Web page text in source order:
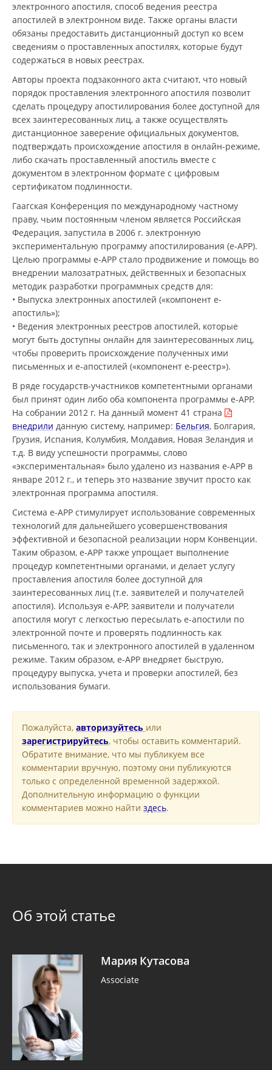
электронного апостиля, способ ведения реестра
апостилей в электронном виде. Также органы власти
обязаны предоставить дистанционный доступ ко всем
сведениям о проставленных апостилях, которые будут
содержаться в новых реестрах.
Авторы проекта подзаконного акта считают, что новый
порядок проставления электронного апостиля позволит
сделать процедуру апостилирования более доступной для
всех заинтересованных лиц, а также осуществлять
дистанционное заверение официальных документов,
подтверждать происхождение апостиля в онлайн-режиме,
либо скачать проставленный апостиль вместе с
документом в электронном формате с цифровым
сертификатом подлинности.
Гаагская Конференция по международному частному
праву, чьим постоянным членом является Российская
Федерация, запустила в 2006 г. электронную
экспериментальную программу апостилирования (e-APP).
Целью программы e-APP стало продвижение и помощь во
внедрении малозатратных, действенных и безопасных
методик разработки программных средств для:
• Выпуска электронных апостилей («компонент е-
апостиль»);
• Ведения электронных реестров апостилей, которые
могут быть доступны онлайн для заинтересованных лиц,
чтобы проверить происхождение полученных ими
письменных и е-апостилей («компонент е-реестр»).
В ряде государств-участников компетентными органами
был принят один либо оба компонента программы е-АРР.
На собрании 2012 г. На данный момент 41 страна
внедрили данную систему, например: Бельгия, Болгария,
Грузия, Испания, Колумбия, Молдавия, Новая Зеландия и
т.д. В виду успешности программы, слово
«экспериментальная» было удалено из названия e-APP в
январе 2012 г., и теперь это название звучит просто как
электронная программа апостиля.
Система e-APP стимулирует использование современных
технологий для дальнейшего усовершенствования
эффективной и безопасной реализации норм Конвенции.
Таким образом, e-APP также упрощает выполнение
процедур компетентными органами, и делает услугу
проставления апостиля более доступной для
заинтересованных лиц (т.е. заявителей и получателей
апостиля). Используя e-APP, заявители и получатели
апостиля могут с легкостью пересылать е-апостили по
электронной почте и проверять подлинность как
письменного, так и электронного апостилей в удаленном
режиме. Таким образом, e-APP внедряет быструю,
процедуру выпуска, учета и проверки апостилей, без
использования бумаги.
Пожалуйста, авторизуйтесь или
зарегистрируйтесь, чтобы оставить комментарий.
Обратите внимание, что мы публикуем все
комментарии вручную, поэтому они публикуются
только с определенной временной задержкой.
Дополнительную информацию о функции
комментариев можно найти здесь.
Об этой статье
Мария Кутасова
Associate